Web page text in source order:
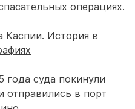
операциях.
года суда покинули
отправились в порт